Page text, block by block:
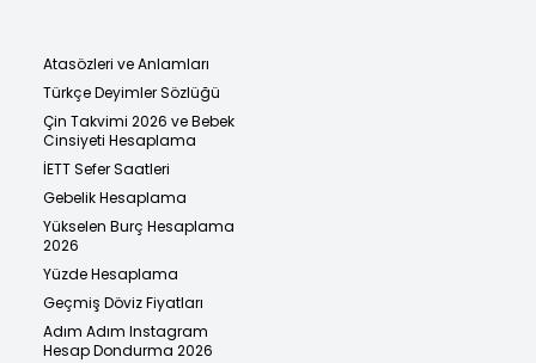
Atasözleri ve Anlamları
Türkçe Deyimler Sözlüğü
Çin Takvimi 2026 ve Bebek
Cinsiyeti Hesaplama
İETT Sefer Saatleri
Gebelik Hesaplama
Yükselen Burç Hesaplama
2026
Yüzde Hesaplama
Geçmiş Döviz Fiyatları
Adım Adım Instagram
Hesap Dondurma 2026